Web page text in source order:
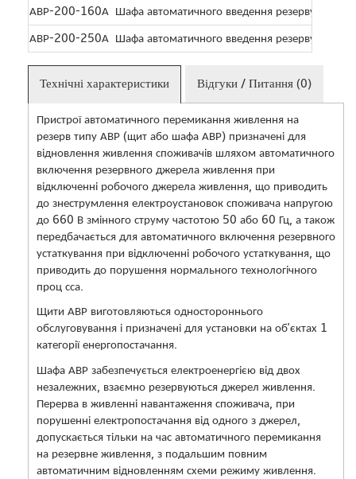
АВР-200-160А Шафа автоматичного введення резерву,
АВР-200-250А Шафа автоматичного введення резерву,
Технічні характеристики Відгуки / Питання (0)
Пристрої автоматичного перемикання живлення на
резерв типу АВР (щит або шафа АВР) призначені для
відновлення живлення споживачів шляхом автоматичного
включення резервного джерела живлення при
відключенні робочого джерела живлення, що приводить
до знеструмлення електроустановок споживача напругою
до 660 В змінного струму частотою 50 або 60 Гц, а також
передбачається для автоматичного включення резервного
устаткування при відключенні робочого устаткування, що
приводить до порушення нормального технологічного
проц сса.
Щити АВР виготовляються одностороннього
обслуговування і призначені для установки на об'єктах 1
категорії енергопостачання.
Шафа АВР забезпечується електроенергією від двох
незалежних, взаємно резервуються джерел живлення.
Перерва в живленні навантаження споживача, при
порушенні електропостачання від одного з джерел,
допускається тільки на час автоматичного перемикання
на резервне живлення, з подальшим повним
автоматичним відновленням схеми режиму живлення.